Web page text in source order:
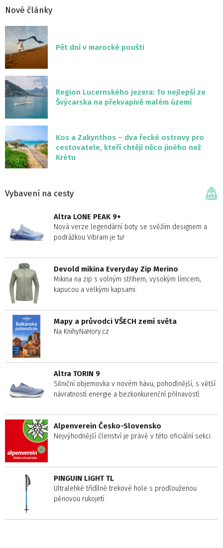
Nové články
Pět dní v marocké poušti
Region Lucernského jezera: To nejlepší ze
Švýcarska na překvapivě malém území
Kos a Zakynthos – dva řecké ostrovy pro
cestovatele, kteří chtějí něco jiného než
Krétu
Vybavení na cesty
Altra LONE PEAK 9+
Nová verze legendární boty se svěžím designem a
podrážkou Vibram je tu!
Devold mikina Everyday Zip Merino
Mikina na zip s volným střihem, vysokým límcem,
kapucou a velkými kapsami.
Mapy a průvodci VŠECH zemí světa
Na KnihyNaHory.cz
Altra TORIN 9
Silniční objemovka v novém hávu, pohodlnější, s větší
návratností energie a bezkonkurenční přilnavostí.
Alpenverein Česko-Slovensko
Nejvýhodnější členství je právě v této oficiální sekci
PINGUIN LIGHT TL
Ultralehké třídílné trekové hole s prodlouženou
pěnovou rukojetí.